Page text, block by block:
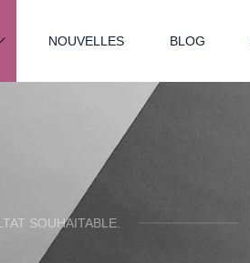
NOUVELLES BLOG
SOUHAITABLE.